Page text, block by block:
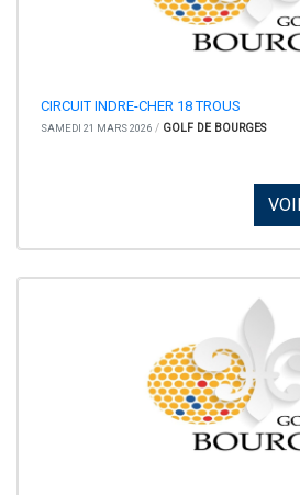
CIRCUIT INDRE-CHER 18 TROUS
SAMEDI 21 MARS 2026 / GOLF DE BOURGES